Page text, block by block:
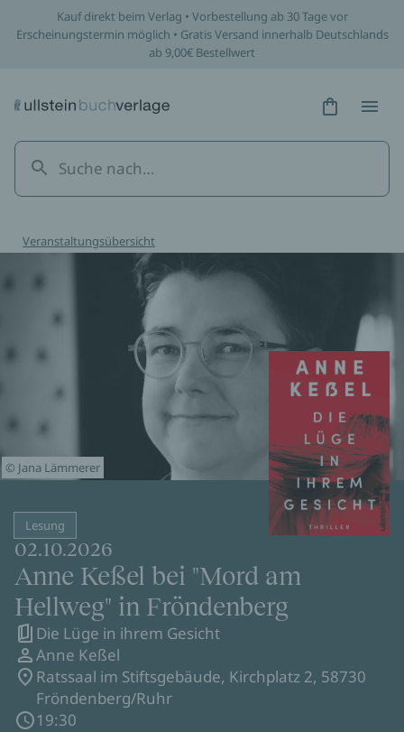
Kauf direkt beim Verlag • Vorbestellung ab 30 Tage vor
Erscheinungstermin möglich • Gratis Versand innerhalb Deutschlands
ab 9,00€ Bestellwert
Hidden
Veranstaltungsübersicht
© Jana Lämmerer
Lesung
02.10.2026
Anne Keßel bei "Mord am
Hellweg" in Fröndenberg
Die Lüge in ihrem Gesicht
Anne Keßel
Ratssaal im Stiftsgebäude, Kirchplatz 2, 58730
Fröndenberg/Ruhr
19:30